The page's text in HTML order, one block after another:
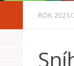
ROK